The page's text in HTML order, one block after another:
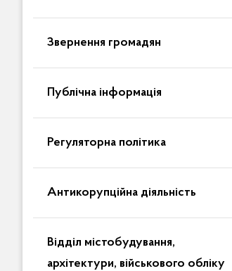
Звернення громадян
Публічна інформація
Регуляторна політика
Антикорупційна діяльність
Відділ містобудування,
архітектури, військового обліку